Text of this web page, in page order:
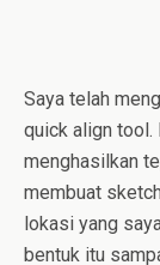
Saya telah
quick align tool.
menghasilkan
membuat
lokasi yang
bentuk itu